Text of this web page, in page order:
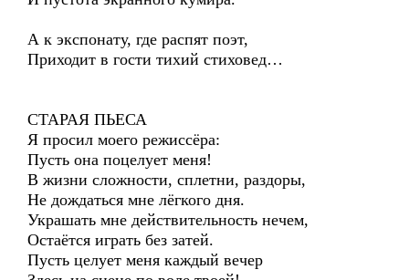
А к экспонату, где распят поэт,
Приходит в гости тихий стиховед…
СТАРАЯ ПЬЕСА
Я просил моего режиссёра:
Пусть она поцелует меня!
В жизни сложности, сплетни, раздоры,
Не дождаться мне лёгкого дня.
Украшать мне действительность нечем,
Остаётся играть без затей.
Пусть целует меня каждый вечер